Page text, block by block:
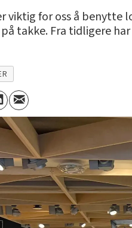
viktig for oss å benytte
takke. Fra tidligere